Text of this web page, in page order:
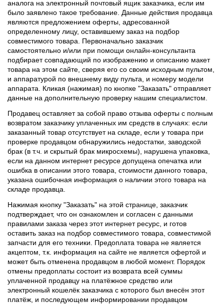
аналога на электронный почтовый ящик заказчика, если им
было заявлено такое требование. Данные действия продавца
являются предложением оферты, адресованной
определенному лицу, оставившему заказ на подбор
совместимого товара. Первоначально заказчик
самостоятельно и/или при помощи онлайн-консультанта
подбирает совпадающий по изображению и описанию макет
товара на этом сайте, сверяя его со своим исходным пультом,
и аппаратурой по внешнему виду пульта, и номеру модели
аппарата. Кликая (нажимая) по кнопке "Заказать" отправляет
данные на дополнительную проверку нашим специалистом.
Продавец оставляет за собой право отзыва оферты с полным
возвратом заказчику уплаченных им средств в случаях: если
заказанный товар отсутствует на складе, если у товара при
проверке продавцом обнаружились недостатки, заводской
брак (в т.ч. и скрытый брак микросхемы), нарушена упаковка,
если на данном интернет ресурсе допущена опечатка или
ошибка в описании этого товара, стоимости данного товара,
указана ошибочная информация о наличии этого товара на
складе продавца.
Нажимая кнопку "Заказать" на этой странице, заказчик
подтверждает, что он ознакомлен и согласен с данными
правилами заказа через этот интернет ресурс, и готов
оставить заказ на подбор совместимого товара, совместимой
запчасти для его техники. Предоплата товара не является
акцептом, т.к. информация на сайте не является офертой и
может быть отменена продавцом в любой момент. Порядок
отмены предоплаты состоит из возврата всей суммы
уплаченной продавцу на платёжное средство или
электронный кошелёк заказчика с которого был внесён этот
платёж, и последующем информировании продавцом